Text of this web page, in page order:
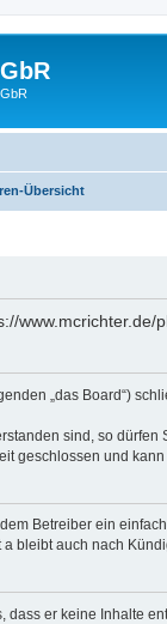
Übersicht
„das Board“)
sind, so
geschlossen und
Betreiber ein
bleibt auch nach
dass er keine Inhalte